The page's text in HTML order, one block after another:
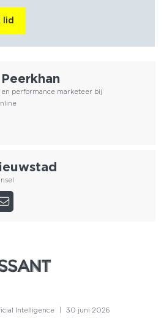
lid
performance marketeer bij
Intelligence 30 juni 2026